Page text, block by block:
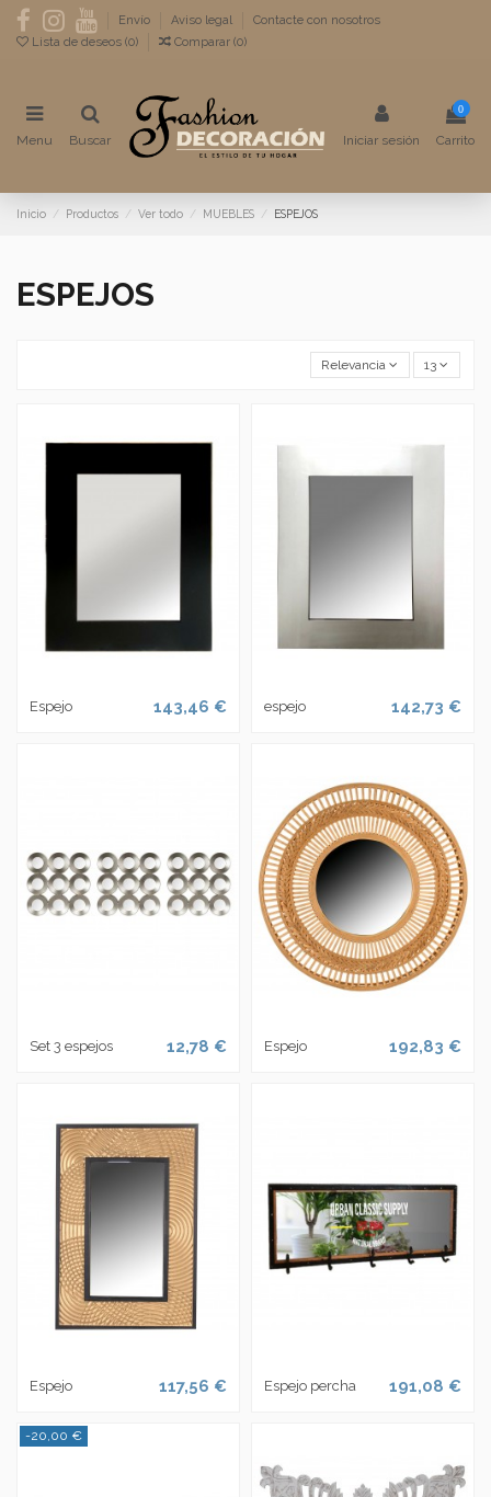
Envío Aviso legal
Contacte con nosotros
Lista de deseos (0) Comparar (0)
Menu Buscar Iniciar sesión
0
Carrito
Inicio Productos Ver todo MUEBLES ESPEJOS
ESPEJOS
Relevancia 13
Espejo 143,46 € espejo 142,73 €
Set 3 espejos 12,78 € Espejo 192,83 €
Espejo 117,56 € Espejo percha 191,08 €
-20,00 €